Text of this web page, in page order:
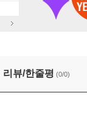
것
리뷰/한줄평 (0/0)